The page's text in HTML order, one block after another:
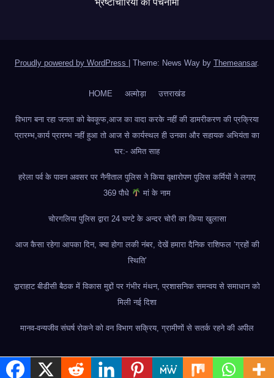
Proudly powered by WordPress Theme: News Way by Themeansar.
HOME अल्मोड़ा उत्तराखंड
विभाग बना रहा जनता को बेवकूफ,आज का वादा करके नहीं की डामरीकरण की प्रक्रिया
प्रारम्भ,कार्य प्रारम्भ नहीं हुआ तो आज से कार्यस्थल ही उनका और सहायक अभियंता का
घर:- अमित साह
हरेला पर्व के पावन अवसर पर नैनीताल पुलिस ने किया वृक्षारोपण पुलिस कर्मियों ने लगाए
369 पौधे
मां के नाम
चोरगलिया पुलिस द्वारा 24 घण्टे के अन्दर चोरी का किया खुलासा
आज कैसा रहेगा आपका दिन, क्या होगा लकी नंबर, देखें हमारा दैनिक राशिफल ‘ग्रहों की
स्थिति’
द्वाराहाट बीडीसी बैठक में विकास मुद्दों पर गंभीर मंथन, प्रशासनिक समन्वय से समाधान को
मिली नई दिशा
मानव-वन्यजीव संघर्ष रोकने को वन विभाग सक्रिय, ग्रामीणों से सतर्क रहने की अपील